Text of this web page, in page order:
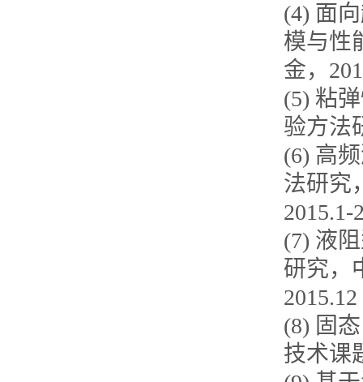
(4) 面
模与性
金，
(5) 粘
验方法
(6) 高
法研究
2015.1-
(7) 液
研究，
2015.12
(8) 固
技术课